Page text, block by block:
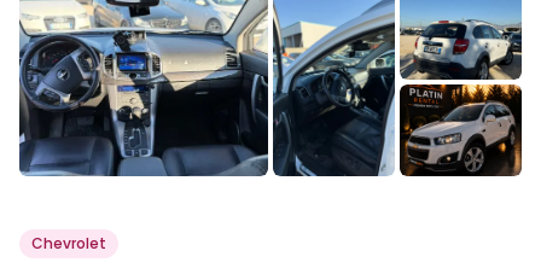
Chevrolet